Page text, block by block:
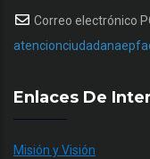
Correo electrónico
Enlaces De
Misión y Visión